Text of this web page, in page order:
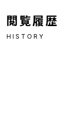
閲覧履歴
HISTORY